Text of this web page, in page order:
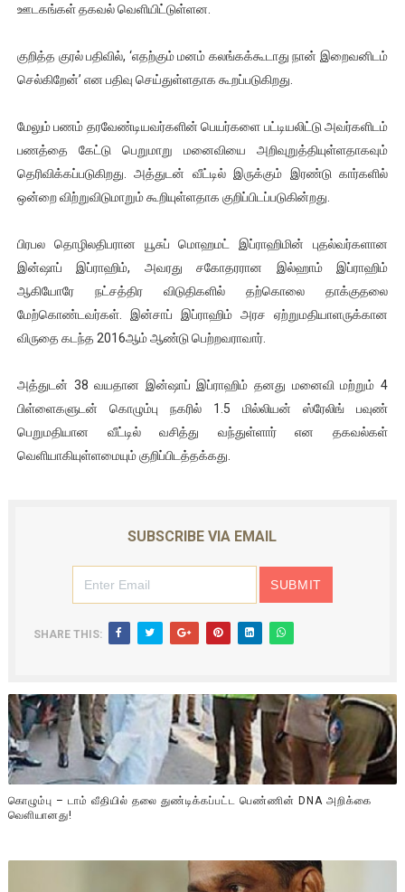
இளையராஜா – கமல் அவசர சந்திப்பு (படங்கள், விடியோ)
32 CM விநோத கன்றுக்குட்டி! (வீடியோ)
வலிமை தான் அஜித் திரைப்பயணத்திலே அதிக காலெக்ஷன் செய்த
ஊடகங்கள் தகவல் வெளியிட்டுள்ளன.
குறித்த குரல் பதிவில், ‘எதற்கும் மனம் கலங்கக்கூடாது நான் இறைவனிடம்
செல்கிறேன்’ என பதிவு செய்துள்ளதாக கூறப்படுகிறது.
மேலும் பணம் தரவேண்டியவர்களின் பெயர்களை பட்டியலிட்டு அவர்களிடம்
பணத்தை கேட்டு பெறுமாறு மனைவியை அறிவுறுத்தியுள்ளதாகவும்
தெரிவிக்கப்படுகிறது. அத்துடன் வீட்டில் இருக்கும் இரண்டு கார்களில்
ஒன்றை விற்றுவிடுமாறும் கூறியுள்ளதாக குறிப்பிடப்படுகின்றது.
பிரபல தொழிலதிபரான யூசுப் மொஹமட் இப்ராஹிமின் புதல்வர்களான
இன்ஷாப் இப்ராஹிம், அவரது சகோதரரான இல்ஹாம் இப்ராஹிம்
ஆகியோரே நட்சத்திர விடுதிகளில் தற்கொலை தாக்குதலை
மேற்கொண்டவர்கள். இன்சாப் இப்ராஹிம் அரச ஏற்றுமதியாளருக்கான
விருதை கடந்த 2016ஆம் ஆண்டு பெற்றவராவார்.
அத்துடன் 38 வயதான இன்ஷாப் இப்ராஹிம் தனது மனைவி மற்றும் 4
பிள்ளைகளுடன் கொழும்பு நகரில் 1.5 மில்லியன் ஸ்ரேலிங் பவுண்
பெறுமதியான வீட்டில் வசித்து வந்துள்ளார் என தகவல்கள்
வெளியாகியுள்ளமையும் குறிப்பிடத்தக்கது.
SUBSCRIBE VIA EMAIL
SHARE THIS:
கொழும்பு – டாம் வீதியில் தலை துண்டிக்கப்பட்ட பெண்ணின் DNA அறிக்கை
வௌியானது!